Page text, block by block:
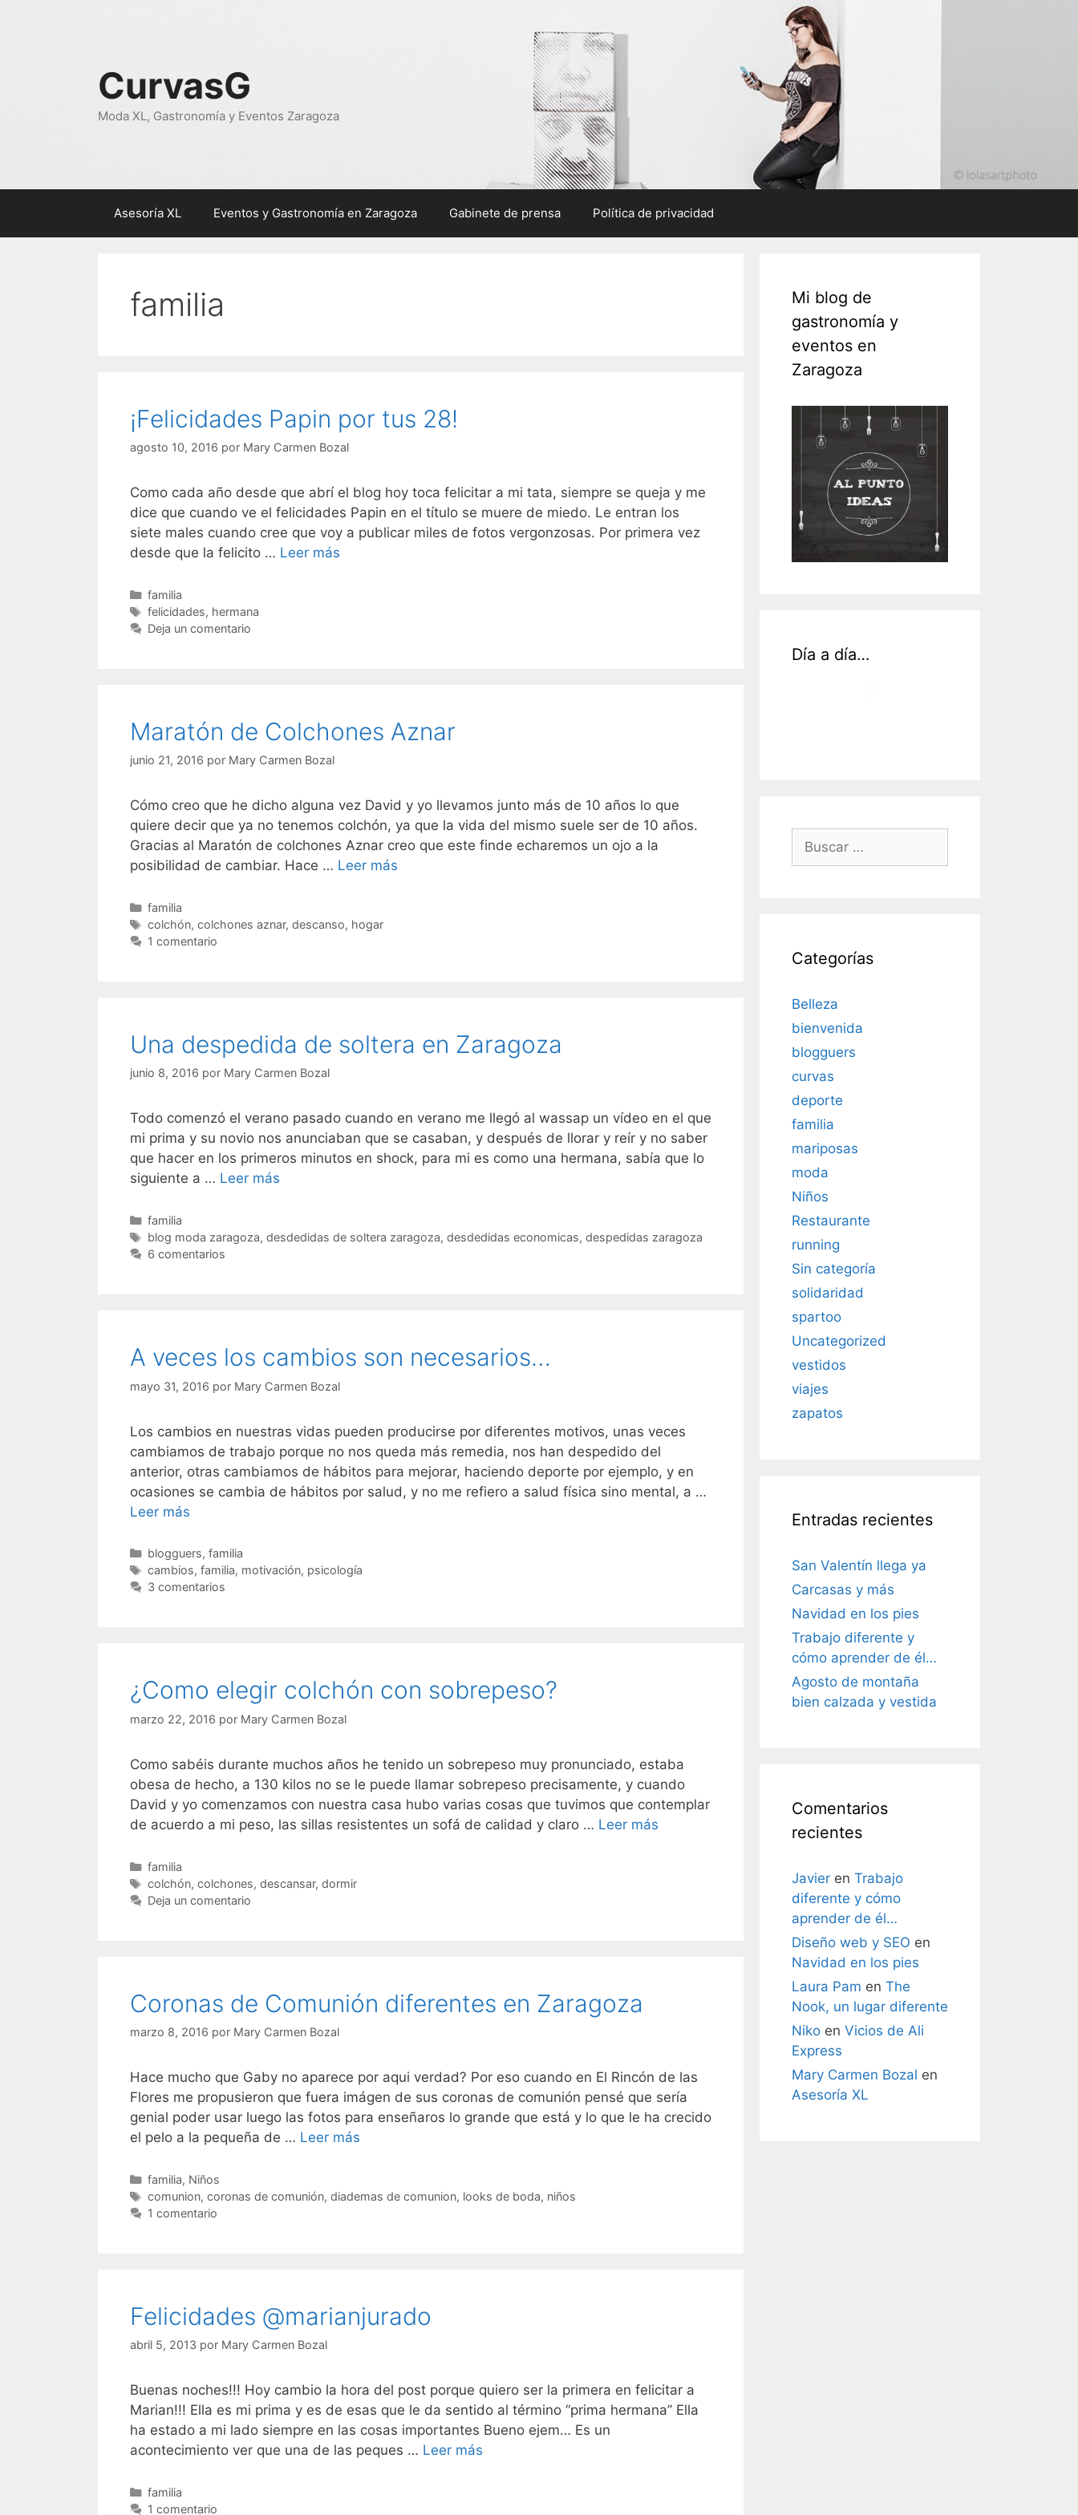
CurvasG
Moda XL, Gastronomía y Eventos Zaragoza
Asesoría XL Eventos y Gastronomía en Zaragoza Gabinete de prensa Política de privacidad
familia
¡Felicidades Papin por tus 28!
agosto 10, 2016 por Mary Carmen Bozal
Como cada año desde que abrí el blog hoy toca felicitar a mi tata, siempre se queja y me
dice que cuando ve el felicidades Papin en el título se muere de miedo. Le entran los
siete males cuando cree que voy a publicar miles de fotos vergonzosas. Por primera vez
desde que la felicito … Leer más
Categorías
familia
Etiquetas
felicidades, hermana
Deja un comentario
Maratón de Colchones Aznar
junio 21, 2016 por Mary Carmen Bozal
Cómo creo que he dicho alguna vez David y yo llevamos junto más de 10 años lo que
quiere decir que ya no tenemos colchón, ya que la vida del mismo suele ser de 10 años.
Gracias al Maratón de colchones Aznar creo que este finde echaremos un ojo a la
posibilidad de cambiar. Hace … Leer más
Categorías
familia
Etiquetas
colchón, colchones aznar, descanso, hogar
1 comentario
Una despedida de soltera en Zaragoza
junio 8, 2016 por Mary Carmen Bozal
Todo comenzó el verano pasado cuando en verano me llegó al wassap un vídeo en el que
mi prima y su novio nos anunciaban que se casaban, y después de llorar y reír y no saber
que hacer en los primeros minutos en shock, para mi es como una hermana, sabía que lo
siguiente a … Leer más
soltera
Categorías
familia
Etiquetas
blog moda zaragoza, desdedidas de soltera zaragoza, desdedidas economicas, despedidas zaragoza
6 comentarios
A veces los cambios son necesarios…
mayo 31, 2016 por Mary Carmen Bozal
Los cambios en nuestras vidas pueden producirse por diferentes motivos, unas veces
cambiamos de trabajo porque no nos queda más remedia, nos han despedido del
anterior, otras cambiamos de hábitos para mejorar, haciendo deporte por ejemplo, y en
ocasiones se cambia de hábitos por salud, y no me refiero a salud física sino mental, a …
Leer más
los
cambios
son
Categorías
blogguers, familia
Etiquetas
cambios, familia, motivación, psicología
3 comentarios
¿Como elegir colchón con sobrepeso?
marzo 22, 2016 por Mary Carmen Bozal
Como sabéis durante muchos años he tenido un sobrepeso muy pronunciado, estaba
obesa de hecho, a 130 kilos no se le puede llamar sobrepeso precisamente, y cuando
David y yo comenzamos con nuestra casa hubo varias cosas que tuvimos que contemplar
de acuerdo a mi peso, las sillas resistentes un sofá de calidad y claro … Leer más
Categorías
familia
Etiquetas
colchón, colchones, descansar, dormir
Deja un comentario
Coronas de Comunión diferentes en Zaragoza
marzo 8, 2016 por Mary Carmen Bozal
Hace mucho que Gaby no aparece por aqui verdad? Por eso cuando en El Rincón de las
Flores me propusieron que fuera imágen de sus coronas de comunión pensé que sería
genial poder usar luego las fotos para enseñaros lo grande que está y lo que le ha crecido
el pelo a la pequeña de … Leer más
diferentes
Categorías
familia, Niños
Etiquetas
comunion, coronas de comunión, diademas de comunion, looks de boda, niños
1 comentario
Felicidades @marianjurado
abril 5, 2013 por Mary Carmen Bozal
Buenas noches!!! Hoy cambio la hora del post porque quiero ser la primera en felicitar a
Marian!!! Ella es mi prima y es de esas que le da sentido al término “prima hermana” Ella
ha estado a mi lado siempre en las cosas importantes Bueno ejem… Es un
acontecimiento ver que una de las peques … Leer más
Categorías
familia
1 comentario
Mi blog de
gastronomía y
eventos en
Zaragoza
Día a día…
Buscar:
Categorías
Belleza
bienvenida
blogguers
curvas
deporte
familia
mariposas
moda
Niños
Restaurante
running
Sin categoría
solidaridad
spartoo
Uncategorized
vestidos
viajes
zapatos
Entradas recientes
San Valentín llega ya
Carcasas y más
Navidad en los pies
Trabajo diferente y
cómo aprender de él…
Agosto de montaña
bien calzada y vestida
Comentarios
recientes
Javier en Trabajo
diferente y cómo
aprender de él…
Diseño web y SEO en
Navidad en los pies
Laura Pam en The
Nook, un lugar diferente
Niko en Vicios de Ali
Express
Mary Carmen Bozal en
Asesoría XL